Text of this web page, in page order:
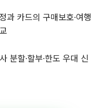
과 카드의 구매보호·여행
분할·할부·한도 우대 신